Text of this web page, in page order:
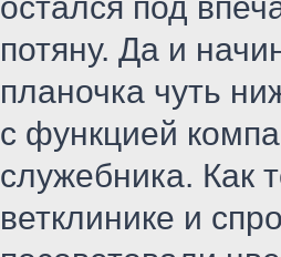
потяну. Да и
планочка чуть
с функцией
служебника. Как
ветклинике и